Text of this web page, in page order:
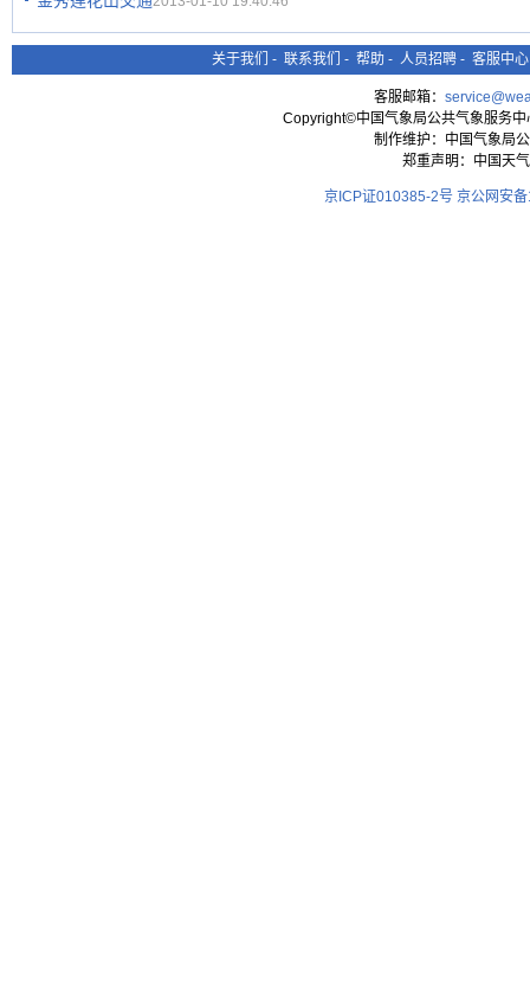
关于我们 - 联系我们 - 帮助 - 人员招聘 - 客服中心
客服邮箱：
Copyright©中国气象局公共气象服务
制作维护：中国气象局
郑重声明：中国天
京ICP证010385-2号 京公网安